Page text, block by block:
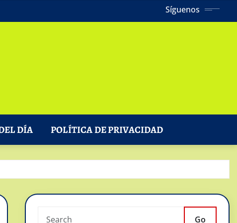
Síguenos
DÍA POLÍTICA DE PRIVACIDAD
Go